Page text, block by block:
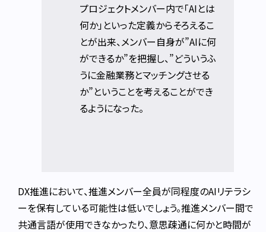
プロジェクトメンバー内で「AIとは
何か」といった定義からそろえるこ
とが出来、メンバー自身が”AIに何
ができるか”を把握し、”どういうふ
うに金融業務とマッチングさせる
か”ということを考えることができ
るようになった。
DX推進において、推進メンバー全員が同程度のAIリテラシ
ーを保有している可能性は低いでしょう。推進メンバー間で
共通言語が使用できなかったり、意思疎通に何かと時間が